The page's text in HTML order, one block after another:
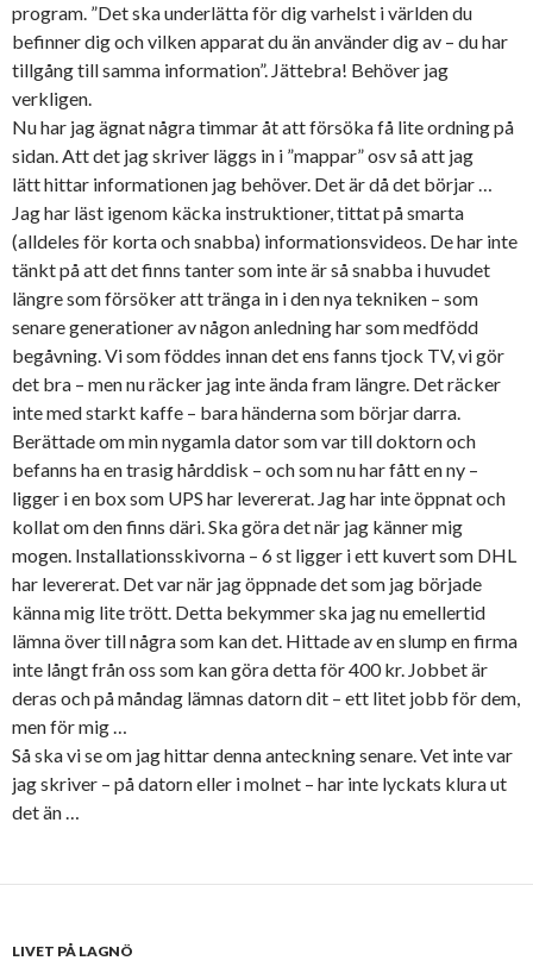
program. ”Det ska underlätta för dig varhelst i världen du
befinner dig och vilken apparat du än använder dig av – du har
tillgång till samma information”. Jättebra! Behöver jag
verkligen.
Nu har jag ägnat några timmar åt att försöka få lite ordning på
sidan. Att det jag skriver läggs in i ”mappar” osv så att jag
lätt hittar informationen jag behöver. Det är då det börjar …
Jag har läst igenom käcka instruktioner, tittat på smarta
(alldeles för korta och snabba) informationsvideos. De har inte
tänkt på att det finns tanter som inte är så snabba i huvudet
längre som försöker att tränga in i den nya tekniken – som
senare generationer av någon anledning har som medfödd
begåvning. Vi som föddes innan det ens fanns tjock TV, vi gör
det bra – men nu räcker jag inte ända fram längre. Det räcker
inte med starkt kaffe – bara händerna som börjar darra.
Berättade om min nygamla dator som var till doktorn och
befanns ha en trasig hårddisk – och som nu har fått en ny –
ligger i en box som UPS har levererat. Jag har inte öppnat och
kollat om den finns däri. Ska göra det när jag känner mig
mogen. Installationsskivorna – 6 st ligger i ett kuvert som DHL
har levererat. Det var när jag öppnade det som jag började
känna mig lite trött. Detta bekymmer ska jag nu emellertid
lämna över till några som kan det. Hittade av en slump en firma
inte långt från oss som kan göra detta för 400 kr. Jobbet är
deras och på måndag lämnas datorn dit – ett litet jobb för dem,
men för mig …
Så ska vi se om jag hittar denna anteckning senare. Vet inte var
jag skriver – på datorn eller i molnet – har inte lyckats klura ut
det än …
LIVET PÅ LAGNÖ